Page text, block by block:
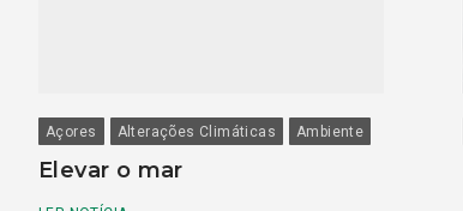
Açores Alterações Climáticas Ambiente
Elevar o mar